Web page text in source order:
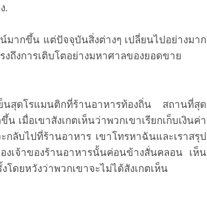
.
ากขึ้น แต่ปัจจุบันสิ่งต่างๆ เปลี่ยนไปอย่างมาก
ถึงการเติบโตอย่างมหาศาลของยอดขาย
นสุดโรแมนติกที่ร้านอาหารท้องถิ่น สถานที่สุด
เมื่อเขาสังเกตเห็นว่าพวกเขาเรียกเก็บเงินค่า
กลับไปที่ร้านอาหาร เขาโทรหาฉันและเราสรุป
งเจ้าของร้านอาหารนั้นค่อนข้างสั่นคลอน เห็น
โดยหวังว่าพวกเขาจะไม่ได้สังเกตเห็น